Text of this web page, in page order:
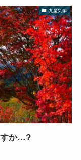
九星気学
すか…?